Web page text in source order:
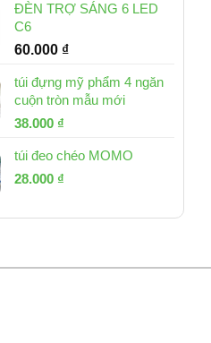
ĐÈN TRỢ SÁNG 6 LED
C6
60.000 ₫
túi đựng mỹ phẩm 4 ngăn
cuộn tròn mẫu mới
Giá
là:
53.000 ₫.
38.000 ₫
tại
túi đeo chéo MOMO
Giá
là:
28.000 ₫
tại